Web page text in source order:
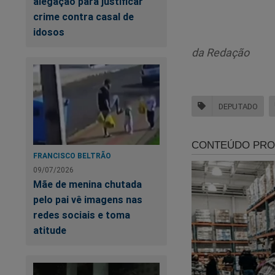
crime contra casal de
idosos
FRANCISCO BELTRÃO
09/07/2026
Mãe de menina chutada
pelo pai vê imagens nas
redes sociais e toma
atitude
alimentícia
de vocês”,
Ele ainda acusou a
dinheiro. Ele
somados, dão
“Este é um
valor [da
quê?
da Redação
DEPUTADO